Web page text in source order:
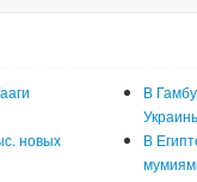
В
новых
В